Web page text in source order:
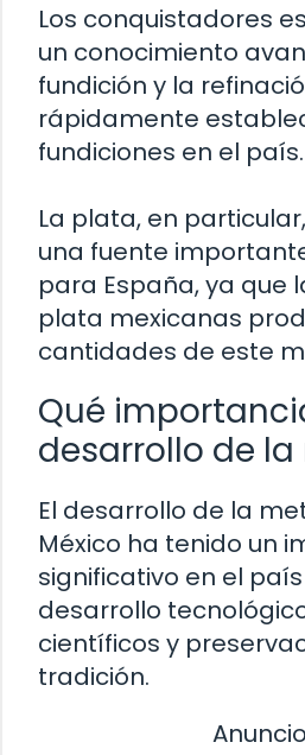
Los conquistadores
un conocimiento
fundición y la
rápidamente
fundiciones en el país.
La plata, en
una fuente
para España, ya que
plata mexicanas
cantidades de este
Qué
desarrollo de
El desarrollo de la
México ha tenido un
significativo en el
desarrollo
científicos y
tradición.